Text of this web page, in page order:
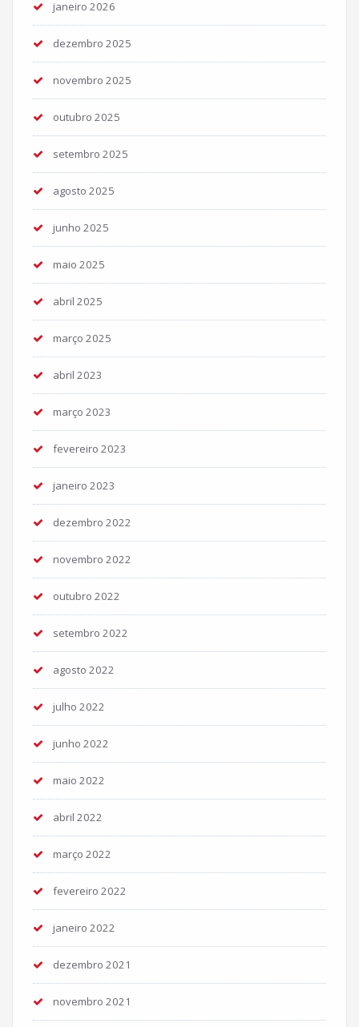
janeiro 2026
dezembro 2025
novembro 2025
outubro 2025
setembro 2025
agosto 2025
junho 2025
maio 2025
abril 2025
março 2025
abril 2023
março 2023
fevereiro 2023
janeiro 2023
dezembro 2022
novembro 2022
outubro 2022
setembro 2022
agosto 2022
julho 2022
junho 2022
maio 2022
abril 2022
março 2022
fevereiro 2022
janeiro 2022
dezembro 2021
novembro 2021